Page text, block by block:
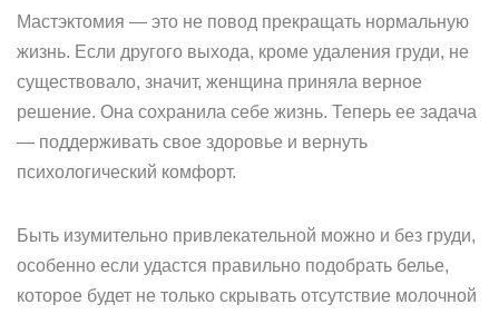
Мастэктомия — это не повод прекращать нормальную
жизнь. Если другого выхода, кроме удаления груди, не
существовало, значит, женщина приняла верное
решение. Она сохранила себе жизнь. Теперь ее задача
— поддерживать свое здоровье и вернуть
психологический комфорт.
Быть изумительно привлекательной можно и без груди,
особенно если удастся правильно подобрать белье,
которое будет не только скрывать отсутствие молочной